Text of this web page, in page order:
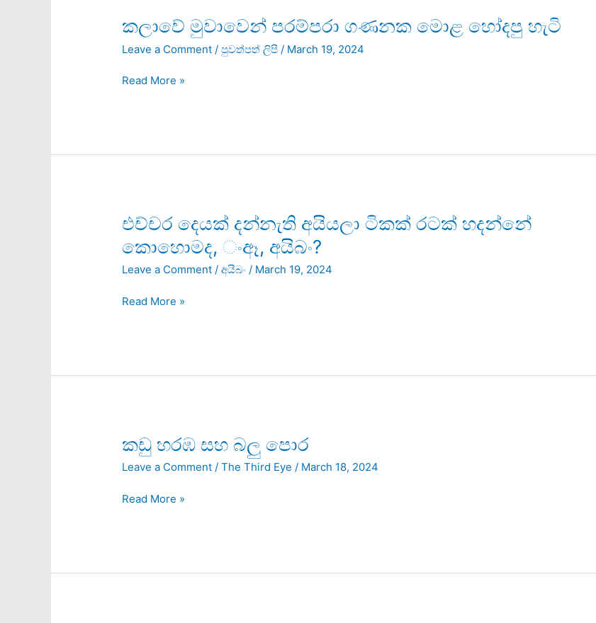
කලාවේ මුවාවෙන් පරම්පරා ගණනක මොළ හෝදපු හැටි
Leave a Comment /පුවත්පත් ලිපි / March 19, 2024
කලාවේ
මුවාවෙන්
පරම්පරා
Read More »
එච්චර දෙයක් දන්නැති අයියලා ටිකක් රටක් හදන්නේ
කොහොමද, ංඈ, අයිබං?
Leave a Comment /අයිබං / March 19, 2024
එච්චර
දන්නැති
අයියලා
රටක්
අයිබං?
Read More »
කඩු හරඹ සහ බලු පොර
Leave a Comment /The Third Eye / March 18, 2024
කඩු
හරඹ
සහ
පොර
Read More »